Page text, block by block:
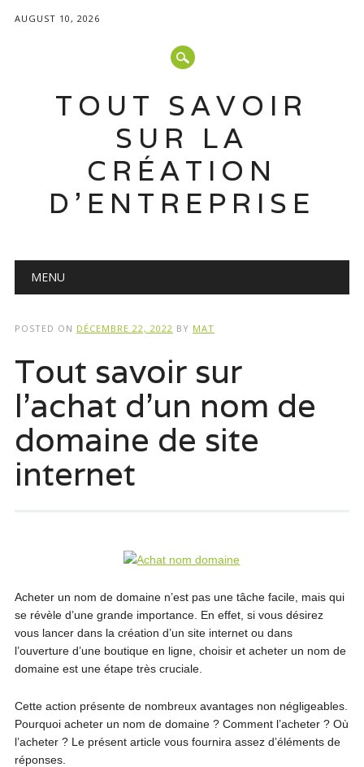
AUGUST 10, 2026
TOUT SAVOIR
SUR LA
CRÉATION
D'ENTREPRISE
Main menu
MENU
POSTED ON DÉCEMBRE 22, 2022 BY MAT
Tout savoir sur
l’achat d’un nom de
domaine de site
internet
Acheter un nom de domaine n’est pas une tâche facile, mais qui
se révèle d’une grande importance. En effet, si vous désirez
vous lancer dans la création d’un site internet ou dans
l’ouverture d’une boutique en ligne, choisir et acheter un nom de
domaine est une étape très cruciale.
Cette action présente de nombreux avantages non négligeables.
Pourquoi acheter un nom de domaine ? Comment l’acheter ? Où
l’acheter ? Le présent article vous fournira assez d’éléments de
réponses.